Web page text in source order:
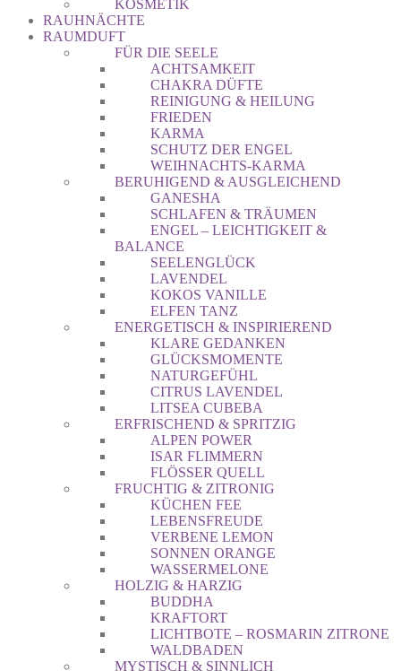
KOSMETIK
RAUHNÄCHTE
RAUMDUFT
FÜR DIE SEELE
ACHTSAMKEIT
CHAKRA DÜFTE
REINIGUNG & HEILUNG
FRIEDEN
KARMA
SCHUTZ DER ENGEL
WEIHNACHTS-KARMA
BERUHIGEND & AUSGLEICHEND
GANESHA
SCHLAFEN & TRÄUMEN
ENGEL – LEICHTIGKEIT &
BALANCE
SEELENGLÜCK
LAVENDEL
KOKOS VANILLE
ELFEN TANZ
ENERGETISCH & INSPIRIEREND
KLARE GEDANKEN
GLÜCKSMOMENTE
NATURGEFÜHL
CITRUS LAVENDEL
LITSEA CUBEBA
ERFRISCHEND & SPRITZIG
ALPEN POWER
ISAR FLIMMERN
FLÖSSER QUELL
FRUCHTIG & ZITRONIG
KÜCHEN FEE
LEBENSFREUDE
VERBENE LEMON
SONNEN ORANGE
WASSERMELONE
HOLZIG & HARZIG
BUDDHA
KRAFTORT
LICHTBOTE – ROSMARIN ZITRONE
WALDBADEN
MYSTISCH & SINNLICH